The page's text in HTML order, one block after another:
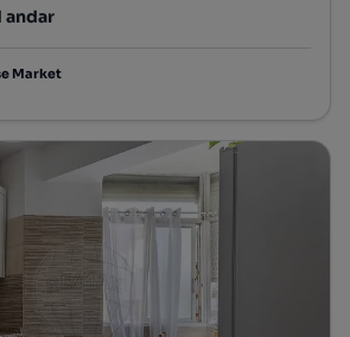
andar
Market